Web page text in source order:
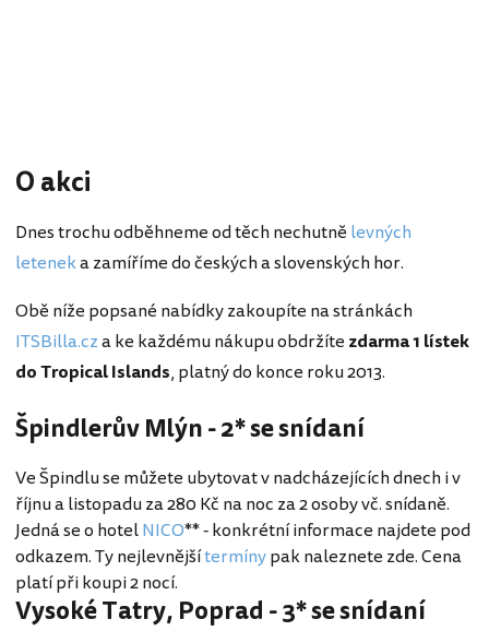
O akci
Dnes trochu odběhneme od těch nechutně levných
leteneka zamíříme do českých a slovenských hor.
Obě níže popsané nabídky zakoupíte na stránkách
ITSBilla.cza ke každému nákupu obdržíte zdarma 1 lístek
do Tropical Islands, platný do konce roku 2013.
Špindlerův Mlýn - 2* se snídaní
Ve Špindlu se můžete ubytovat v nadcházejících dnech i v
říjnu a listopadu za 280 Kč na noc za 2 osoby vč. snídaně.
Jedná se o hotelNICO** - konkrétní informace najdete pod
odkazem. Ty nejlevnějšítermínypak naleznete zde. Cena
platí při koupi 2 nocí.
Vysoké Tatry, Poprad - 3* se snídaní